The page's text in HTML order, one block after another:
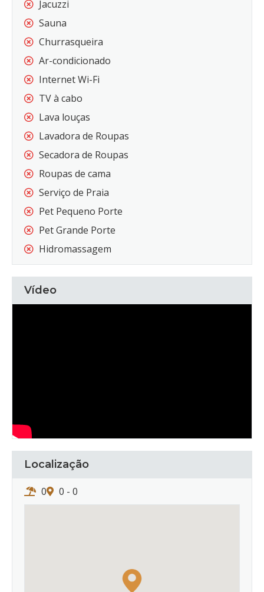
Jacuzzi
Sauna
Churrasqueira
Ar-condicionado
Internet Wi-Fi
TV à cabo
Lava louças
Lavadora de Roupas
Secadora de Roupas
Roupas de cama
Serviço de Praia
Pet Pequeno Porte
Pet Grande Porte
Hidromassagem
Vídeo
Localização
0 - 0
0